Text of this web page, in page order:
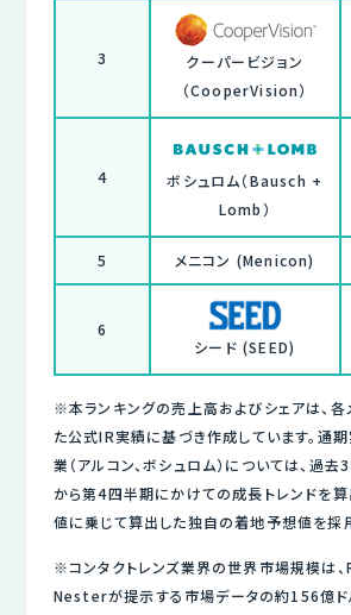
3
クーパービジョン
（CooperVision）
4
ボシュロム（Bausch +
Lomb）
5 メニコン (Menicon)
6
シード (SEED)
※本ランキングの売上高およびシェアは、
た公式IR実績に基づき作成しています。通
業（アルコン、ボシュロム）については、過
から第4四半期にかけての成長トレンドを算
値に乗じて算出した独自の着地予想値を採
※コンタクトレンズ業界の世界市場規模は
Nesterが提示する市場データの約156億ド